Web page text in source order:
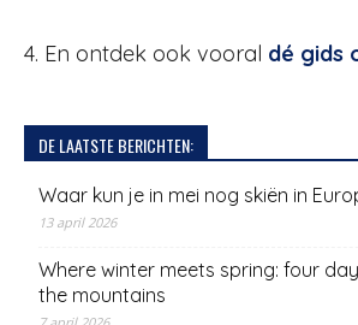
4. En ontdek ook vooral dé gids
DE LAATSTE BERICHTEN:
Waar kun je in mei nog skiën in
13 april 2026
Where winter meets spring: four
the mountains